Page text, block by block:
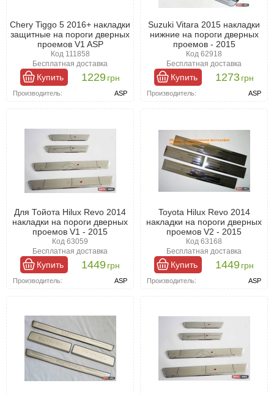
Chery Tiggo 5 2016+ накладки
защитные на пороги дверных
проемов V1 ASP
Код 111858
Бесплатная доставка
Купить 1229грн
Производитель: ASP
Suzuki Vitara 2015 накладки
нижние на пороги дверных
проемов - 2015
Код 62918
Бесплатная доставка
Купить 1273грн
Производитель: ASP
Для Тойота Hilux Revo 2014
накладки на пороги дверных
проемов V1 - 2015
Код 63059
Бесплатная доставка
Купить 1449грн
Производитель: ASP
Toyota Hilux Revo 2014
накладки на пороги дверных
проемов V2 - 2015
Код 63168
Бесплатная доставка
Купить 1449грн
Производитель: ASP